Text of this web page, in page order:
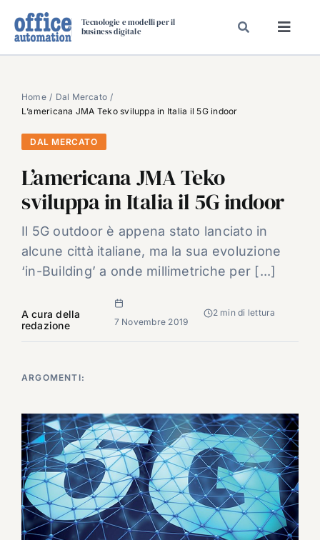
Tecnologie e modelli per il
business digitale
SPECIAL PAPER
TAVOLE ROTONDE DI REDAZIONE
DAL MERCATO
CARRIERE
VIDEO
EVENTI
CHI SIAMO
Home
Dal Mercato
L’americana JMA Teko sviluppa in Italia il 5G indoor
DAL MERCATO
L’americana JMA Teko
sviluppa in Italia il 5G indoor
Il 5G outdoor è appena stato lanciato in
alcune città italiane, ma la sua evoluzione
‘in-Building’ a onde millimetriche per [...]
A cura della
redazione
7 Novembre 2019
2 min di lettura
ARGOMENTI: